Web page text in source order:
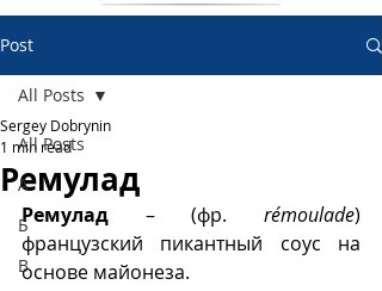
Post
All Posts
А
Б
В
All Posts
Ремулад
Sergey Dobrynin
1 min read
Ремулад – (фр. rémoulade)
французский пикантный соус на
основе майонеза.